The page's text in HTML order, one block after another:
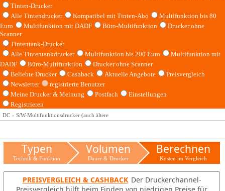
Tinten-Drucker
Alle Tintendrucker
Kompatibel mit Tinten-Abo
Multifunktion bis 80
Euro
Multifunktion mit DADF Büro-Multifunktion
Drucker ohne
Scanner
Tintentank-Drucker
Alle Tintentankdrucker
Multifunktion bis 200 Euro
Multifunktion mit
DADF
Büro-Multifunktion
Drucker ohne Scanner
Beliebte Drucker
Cashback Aktuelle Angebote
Preisvergleich
Newsletter
registrierte Benutzer
Meine Drucker & Meinung
Postfach
Einstellungen
Registrieren
DC S/W-Multifunktionsdrucker (auch ältere
Typen
Technik & Funktion
Volumen
Dauer & Drucker
Berechnen
Kosten im Vergleich
PREISVERGLEICH & CASHBACK Der Druckerchannel-